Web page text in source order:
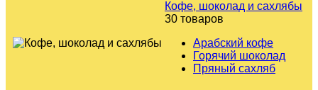
Кофе, шоколад и сахлябы
30 товаров
Арабский кофе
Горячий шоколад
Пряный сахляб